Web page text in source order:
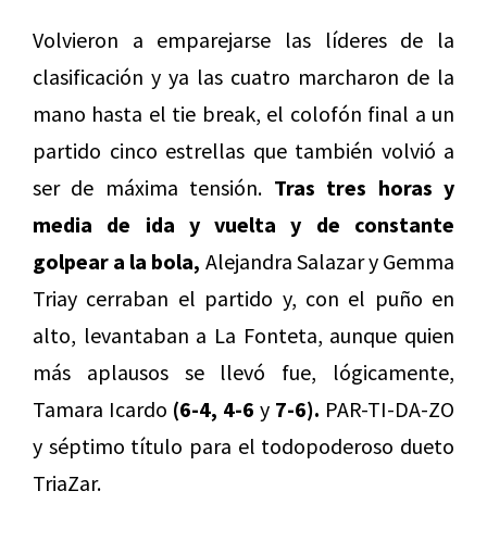
Volvieron a emparejarse las líderes de la
clasificación y ya las cuatro marcharon de la
mano hasta el tie break, el colofón final a un
partido cinco estrellas que también volvió a
ser de máxima tensión. Tras tres horas y
media de ida y vuelta y de constante
golpear a la bola, Alejandra Salazar y Gemma
Triay cerraban el partido y, con el puño en
alto, levantaban a La Fonteta, aunque quien
más aplausos se llevó fue, lógicamente,
Tamara Icardo (6-4, 4-6 y 7-6). PAR-TI-DA-ZO
y séptimo título para el todopoderoso dueto
TriaZar.